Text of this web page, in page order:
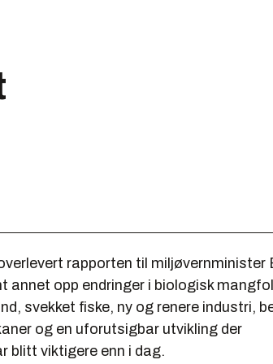
rapporten til miljøvernminister
annet opp endringer i biologisk
svekket fiske, ny og renere industri,
og en uforutsigbar utvikling der
blitt viktigere enn i dag.